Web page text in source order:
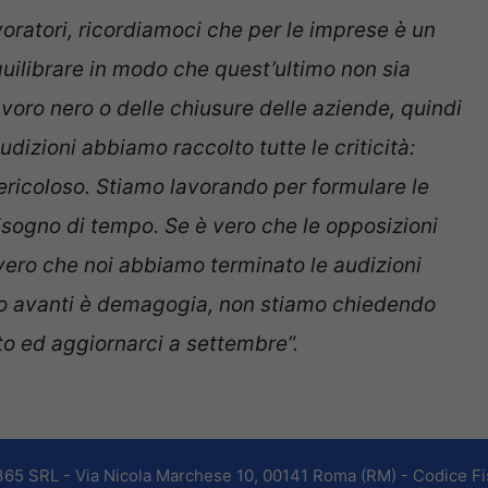
ricordiamoci che per le imprese è un
in modo che quest’ultimo non sia
nero o delle chiusure delle aziende, quindi
abbiamo raccolto tutte le criticità:
Stiamo lavorando per formulare le
di tempo. Se è vero che le opposizioni
che noi abbiamo terminato le audizioni
avanti è demagogia, non stiamo chiedendo
ed aggiornarci a settembre”.
SRL - Via Nicola Marchese 10, 00141 Roma (RM) - Codice